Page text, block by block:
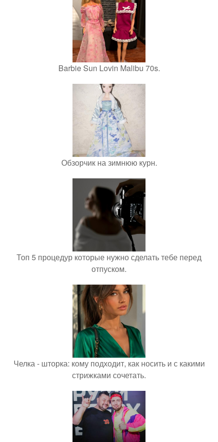
Barbie Sun Lovin Malibu 70s.
Обзорчик на зимнюю курн.
Топ 5 процедур которые нужно сделать тебе перед
отпуском.
Челка - шторка: кому подходит, как носить и с какими
стрижками сочетать.